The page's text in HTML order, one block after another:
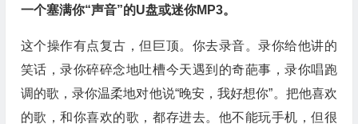
一个塞满你“声音”的U盘或迷你MP3。
这个操作有点复古，但巨顶。你去录音。录你给他讲的
笑话，录你碎碎念地吐槽今天遇到的奇葩事，录你唱跑
调的歌，录你温柔地对他说“晚安，我好想你”。把他喜欢
的歌，和你喜欢的歌，都存进去。他不能玩手机，但很